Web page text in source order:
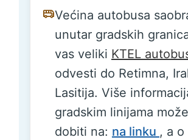
Većina autobusa
unutar gradskih
vas veliki KTEL
odvesti do Retimna,
Lasitija. Više
gradskim linijama
dobiti na: na linku , a o